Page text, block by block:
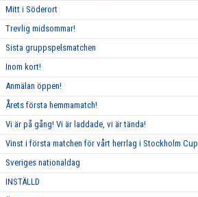
Mitt i Söderort
Trevlig midsommar!
Sista gruppspelsmatchen
Inom kort!
Anmälan öppen!
Årets första hemmamatch!
Vi är på gång! Vi är laddade, vi är tända!
Vinst i första matchen för vårt herrlag i Stockholm Cup
Sveriges nationaldag
INSTÄLLD